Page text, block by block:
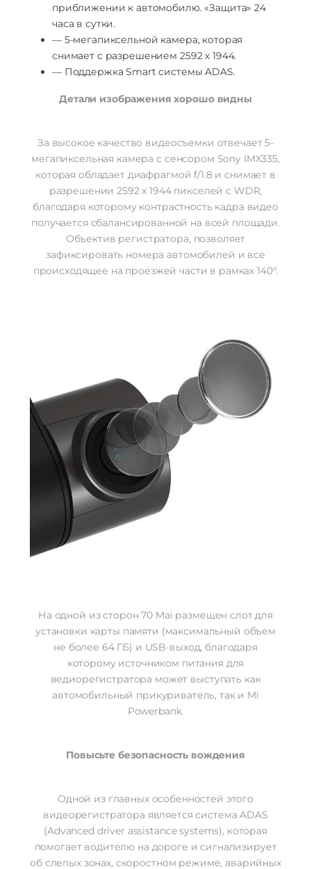
приближении к автомобилю. «Защита» 24
часа в сутки.
— 5-мегапиксельной камера, которая
снимает с разрешением 2592 х 1944.
— Поддержка Smart системы ADAS.
Детали изображения хорошо видны
За высокое качество видеосъемки отвечает 5-
мегапиксельная камера с сенсором Sony IMX335,
которая обладает диафрагмой f/1.8 и снимает в
разрешении 2592 х 1944 пикселей с WDR,
благодаря которому контрастность кадра видео
получается сбалансированной на всей площади.
Объектив регистратора, позволяет
зафиксировать номера автомобилей и все
происходящее на проезжей части в рамках 140°.
На одной из сторон 70 Mai размещен слот для
установки карты памяти (максимальный объем
не более 64 ГБ) и USB-выход, благодаря
которому источником питания для
ведиорегистратора может выступать как
автомобильный прикуриватель, так и Mi
Powerbank.
Повысьте безопасность вождения
Одной из главных особенностей этого
видеорегистратора является система ADAS
(Advanced driver assistance systems), которая
помогает водителю на дороге и сигнализирует
об слепых зонах, скоростном режиме, аварийных